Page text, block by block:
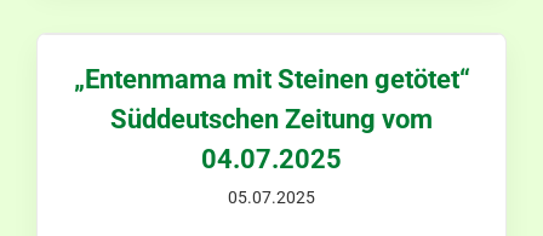
„Entenmama mit Steinen getötet“
Süddeutschen Zeitung vom
04.07.2025
05.07.2025